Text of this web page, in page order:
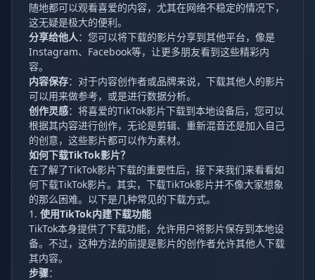
随地都可以观看喜爱的内容，尤其在网络不稳定的情况下，
这无疑是极大的便利。
分享给他人：您可以将下载的影片分享到其他平台，像是
Instagram、Facebook等，让更多朋友看到这些精彩内
容。
内容保存：对于内容创作者或品牌来说，下载其他人的影片
可以用来做参考，或是进行数据分析。
创作灵感：将喜爱的TikTok影片下载到本地设备后，您可以
根据其内容进行创作，无论是剪辑、重新混音还是加入自己
的创意，这些影片都可以作为素材。
如何下载TikTok影片？
在了解了TikTok影片下载的重要性后，接下来我们来看看如
何下载TikTok影片。其实，下载TikTok影片并不像大家想象
的那么困难。以下是几种常见的下载方式。
1. 使用TikTok内建下载功能
TikTok本身提供了下载功能，允许用户将影片保存到本地设
备。不过，这种方法的前提是影片的创作者允许其他人下载
其内容。
步骤：